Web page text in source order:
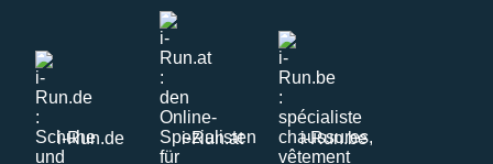
i-Run.de i-Run.at i-Run.be